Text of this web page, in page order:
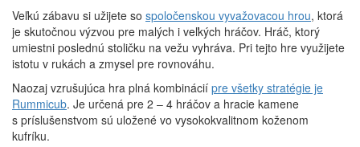
Veľkú zábavu si užijete so spoločenskou vyvažovacou hrou, ktorá
je skutočnou výzvou pre malých i veľkých hráčov. Hráč, ktorý
umiestni poslednú stoličku na vežu vyhráva. Pri tejto hre využijete
istotu v rukách a zmysel pre rovnováhu.
Naozaj vzrušujúca hra plná kombinácií pre všetky stratégie je
Rummicub. Je určená pre 2 – 4 hráčov a hracie kamene
s príslušenstvom sú uložené vo vysokokvalitnom koženom
kufríku.